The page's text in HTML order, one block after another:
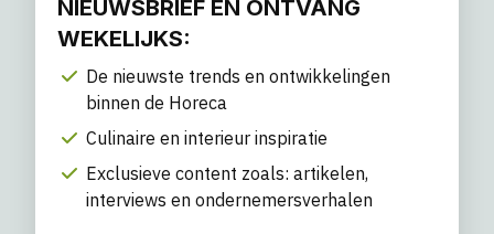
NIEUWSBRIEF EN ONTVANG
WEKELIJKS:
De nieuwste trends en ontwikkelingen
binnen de Horeca
Culinaire en interieur inspiratie
Exclusieve content zoals: artikelen,
interviews en ondernemersverhalen